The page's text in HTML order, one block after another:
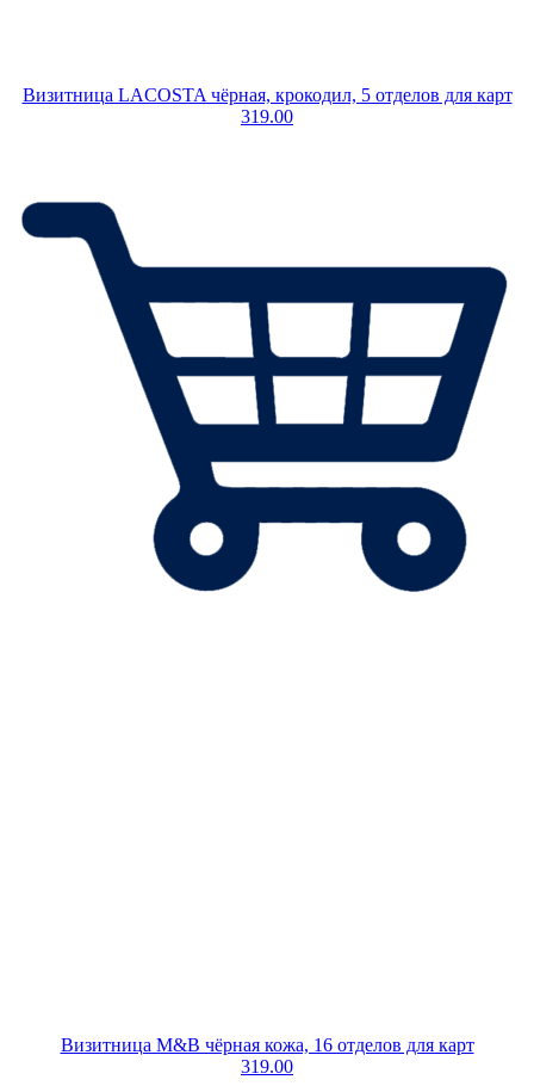
Визитница LACOSTA чёрная, крокодил, 5 отделов для карт
319.00
Визитница М&B чёрная кожа, 16 отделов для карт
319.00